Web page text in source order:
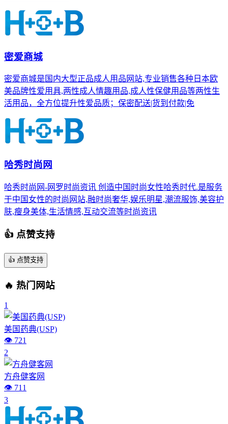
密爱商城
密爱商城是国内大型正品成人用品网站,专业销售各种日本欧
美品牌性爱用具,两性成人情趣用品,成人性保健用品等两性生
活用品，全方位提升性爱品质；保密配送|货到付款|免
哈秀时尚网
哈秀时尚网-网罗时尚资讯 创造中国时尚女性哈秀时代.是服务
于中国女性的时尚网站,融时尚奢华,娱乐明星,潮流服饰,美容护
肤,瘦身美体,生活情感,互动交流等时尚资讯
👍 点赞支持
👍 点赞支持
🔥 热门网站
1
美国药典(USP)
👁️ 721
2
方舟健客网
👁️ 711
3